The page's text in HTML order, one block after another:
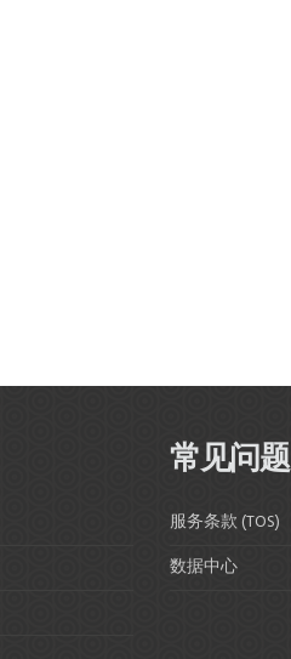
常见问题
服务条款 (TOS)
数据中心